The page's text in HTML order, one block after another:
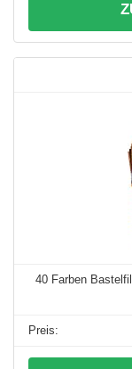
40 Farben